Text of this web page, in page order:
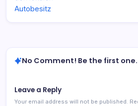
No Comment! Be the first one.
Leave a Reply
Your email address will not be published.